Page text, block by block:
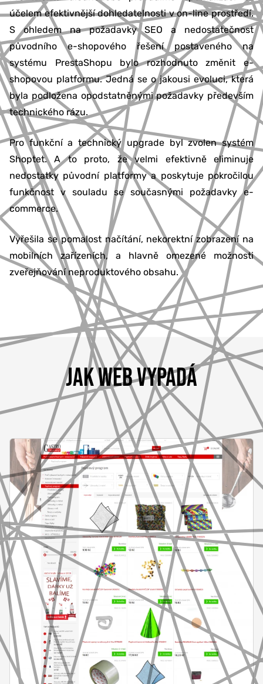
účelem efektivnější dohledatelnosti v on-line prostředí.
S ohledem na požadavky SEO a nedostatečnost
původního e-shopového řešení postaveného na
systému PrestaShopu bylo rozhodnuto změnit e-
shopovou platformu. Jedná se o jakousi evoluci, která
byla podložena opodstatněnými požadavky především
technického rázu.
Pro funkční a technický upgrade byl zvolen systém
Shoptet. A to proto, že velmi efektivně eliminuje
nedostatky původní platformy a poskytuje pokročilou
funkčnost v souladu se současnými požadavky e-
commerce.
Vyřešila se pomalost načítání, nekorektní zobrazení na
mobilních zařízeních, a hlavně omezené možnosti
zveřejňování neproduktového obsahu.
JAK WEB VYPADÁ